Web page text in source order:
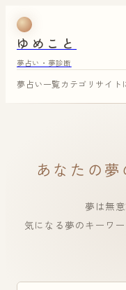
ゆめこと
夢占い・夢診断
夢占い一覧カテゴリ サイト
あなたの
夢は無
気になる夢のキーワ